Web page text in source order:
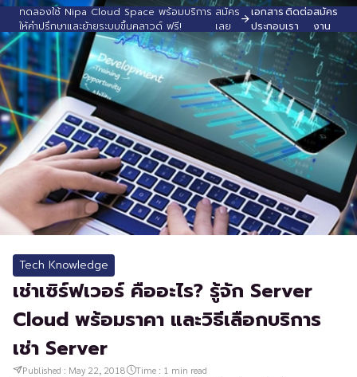
ทดลองใช้ Nipa Cloud Space พร้อมบริการ
ให้คำปรึกษาและย้ายระบบขึ้นคลาวด์ ฟรี!
สมัคร
เลย
เอกสาร
ประกอบ
ติดต่อ
เรา
สมัคร
งาน
Tech Knowledge
เช่าเซิร์ฟเวอร์ คืออะไร? รู้จัก Server
Cloud พร้อมราคา และวิธีเลือกบริการ
เช่า Server
Published : May 22, 2018 Time : 1 min read